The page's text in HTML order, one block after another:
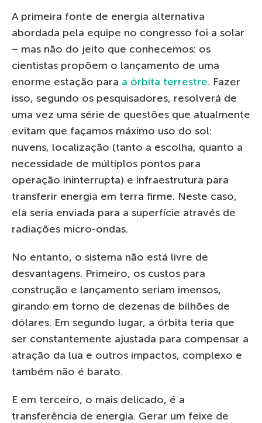
A primeira fonte de energia alternativa
abordada pela equipe no congresso foi a solar
– mas não do jeito que conhecemos: os
cientistas propõem o lançamento de uma
enorme estação para a órbita terrestre. Fazer
isso, segundo os pesquisadores, resolverá de
uma vez uma série de questões que atualmente
evitam que façamos máximo uso do sol:
nuvens, localização (tanto a escolha, quanto a
necessidade de múltiplos pontos para
operação ininterrupta) e infraestrutura para
transferir energia em terra firme. Neste caso,
ela seria enviada para a superfície através de
radiações micro-ondas.
No entanto, o sistema não está livre de
desvantagens. Primeiro, os custos para
construção e lançamento seriam imensos,
girando em torno de dezenas de bilhões de
dólares. Em segundo lugar, a órbita teria que
ser constantemente ajustada para compensar a
atração da lua e outros impactos, complexo e
também não é barato.
E em terceiro, o mais delicado, é a
transferência de energia. Gerar um feixe de